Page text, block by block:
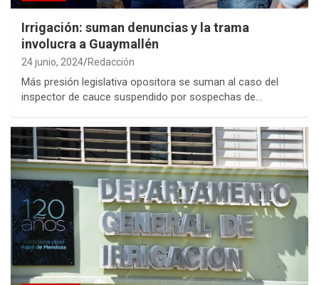
Irrigación: suman denuncias y la trama
involucra a Guaymallén
24 junio, 2024 Redacción
Más presión legislativa opositora se suman al caso del
inspector de cauce suspendido por sospechas de…